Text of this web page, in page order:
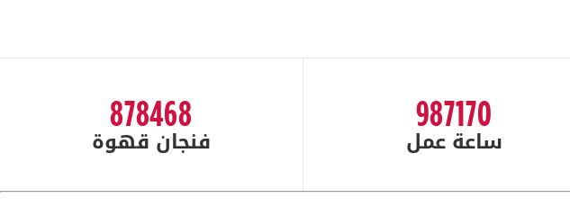
987170
ساعة عمل
878468
فنجان قهوة